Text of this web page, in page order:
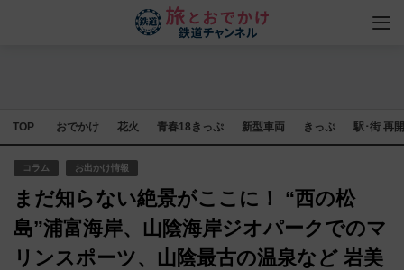
TOP おでかけ 花火 青春18きっぷ 新型車両 きっぷ 駅･街 再
コラム お出かけ情報
まだ知らない絶景がここに！ “西の松
島”浦富海岸、山陰海岸ジオパークでのマ
リンスポーツ、山陰最古の温泉など 岩美